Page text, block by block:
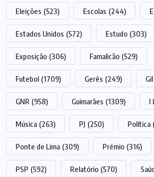
Eleições (523) Escolas (244)
Estados Unidos (572) Estudo (303)
Exposição (306) Famalicão (529)
Futebol (1709) Gerês (249)
GNR (958) Guimarães (1309) I
Música (263) PJ (250) Política
Ponte de Lima (309) Prémio (316)
PSP (592) Relatório (570)